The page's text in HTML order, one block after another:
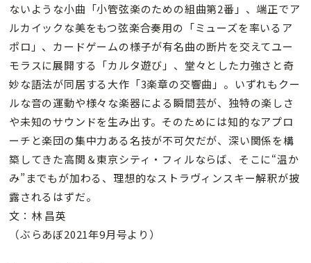
ないような小曲「小管弦楽のための組曲第2番」、端正でア
ルカイックな美をもつ弦楽合奏用の「ミューズを率いるア
ポロ」、カードゲームの様子が有名曲の断片を交えてユー
モラスに展開する「カルタ遊び」、堂々とした力強さと奇
妙な語法が同居する大作「3楽章の交響曲」。いずれもクー
ルな音の運動や様々な楽器による瞬間芸が、独特の楽しさ
や未知のサウンドを生み出す。そのためには知的なアプロ
ーチと楽団の集中力ある名技が不可欠だが、深い関係を構
築してきた高関＆東京シティ・フィルならば、そこに“温か
み”までもが加わる、理想的なストラヴィンスキー解釈が披
露されるはずだ。
文：林 昌英
（ぶらあぼ2021年9月号より）